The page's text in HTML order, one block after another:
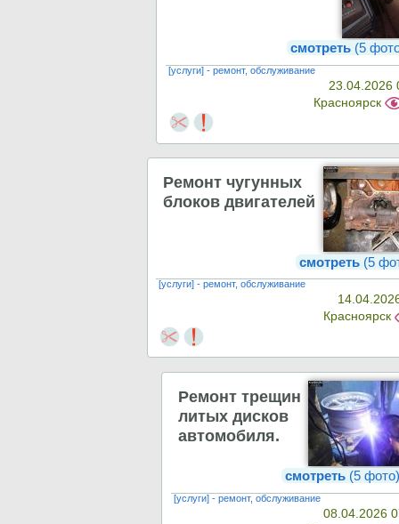
смотреть(5
[услуги] - ремонт, обслуживание
23.04.2026
Красноярск
Ремонт чугунных
блоков двигателей
смотреть (5
[услуги] - ремонт, обслуживание
Красноярск
Ремонт трещин
литых дисков
автомобиля.
смотреть(5
[услуги] - ремонт, обслуживание
08.04.2026